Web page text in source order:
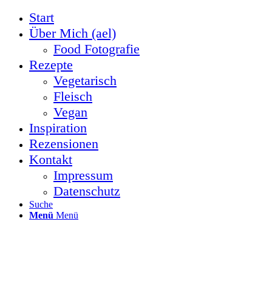
Start
Über Mich (ael)
Food Fotografie
Rezepte
Vegetarisch
Fleisch
Vegan
Inspiration
Rezensionen
Kontakt
Impressum
Datenschutz
Suche
Menü Menü